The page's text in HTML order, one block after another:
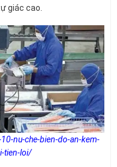
giác cao.
nu-che-bien-do-an-kem-
tien-loi/